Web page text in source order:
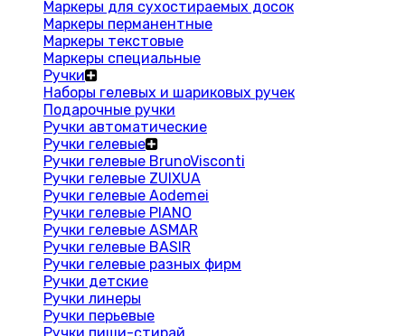
Маркеры для сухостираемых досок
Маркеры перманентные
Маркеры текстовые
Маркеры специальные
Ручки
Наборы гелевых и шариковых ручек
Подарочные ручки
Ручки автоматические
Ручки гелевые
Ручки гелевые BrunoVisconti
Ручки гелевые ZUIXUA
Ручки гелевые Aodemei
Ручки гелевые PIANO
Ручки гелевые ASMAR
Ручки гелевые BASIR
Ручки гелевые разных фирм
Ручки детские
Ручки линеры
Ручки перьевые